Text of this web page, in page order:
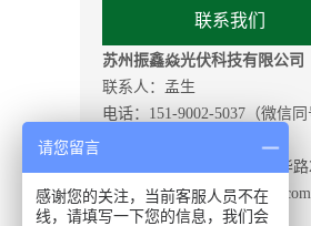
联系我们
苏州振鑫焱光伏科技有限公司
联系人：孟生
电话：151-9002-5037（微信同
地 址：苏州市工业园区唯华路
网 址：http://www.0512zxy.com
请您留言
感谢您的关注，当前客服人员不在
线，请填写一下您的信息，我们会